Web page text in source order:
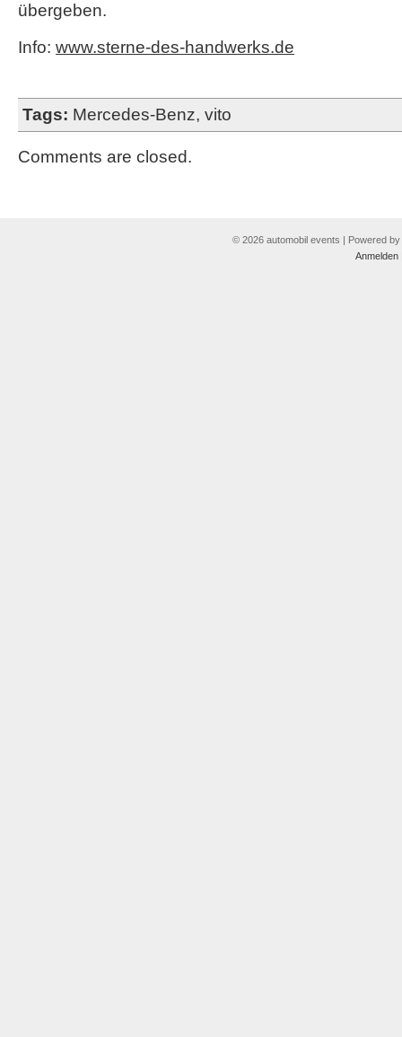
übergeben.
Info: www.sterne-des-handwerks.de
Tags: Mercedes-Benz, vito
Comments are closed.
© 2026 automobil events | Powered by
Anmelden|